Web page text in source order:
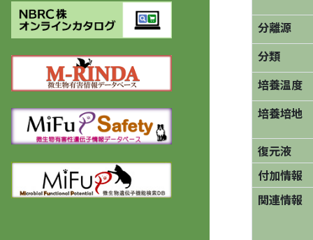
分離源
分類
培養温度
培養培地
復元液
付加情報
関連情報